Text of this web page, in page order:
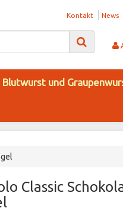
Kontakt News
Blutwurst und
Classic